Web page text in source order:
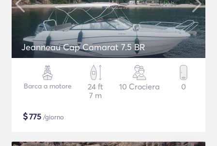
Jeanneau Cap Camarat 7.5 BR
Barca a motore
24 ft
7 m
10 Crociera 0
$775 /giorno